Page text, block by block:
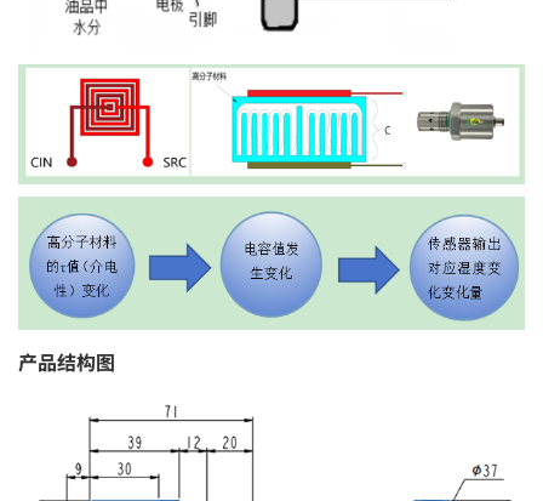
产品结构图